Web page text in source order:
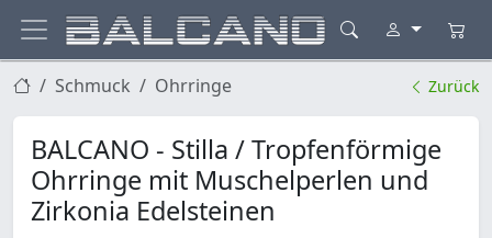
Schmuck Ohrringe Zurück
BALCANO - Stilla / Tropfenförmige
Ohrringe mit Muschelperlen und
Zirkonia Edelsteinen